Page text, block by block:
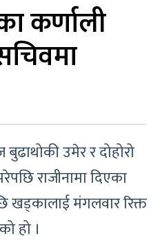
कर्णाली
उमेर र दोहोरो
राजीनामा दिएका
खड्कालाई मंगलवार रिक्त
हो ।